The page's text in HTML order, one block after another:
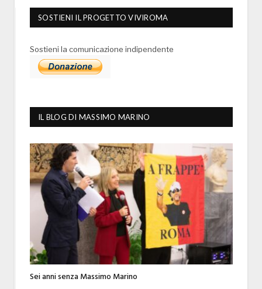
SOSTIENI IL PROGETTO VIVIROMA
Sostieni la comunicazione indipendente
IL BLOG DI MASSIMO MARINO
Sei anni senza Massimo Marino